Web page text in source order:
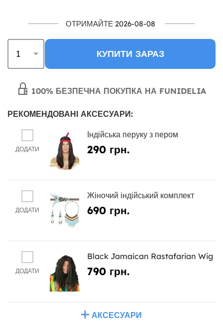
ОТРИМАЙТЕ 2026-08-08
КУПИТИ ЗАРАЗ
100% БЕЗПЕЧНА ПОКУПКА НА FUNIDELIA
РЕКОМЕНДОВАНІ АКСЕСУАРИ:
ДОДАТИ
Індійська перуку з пером
290 грн.
ДОДАТИ
Жіночий індійський комплект
690 грн.
ДОДАТИ
Black Jamaican Rastafarian Wig
790 грн.
АКСЕСУАРИ